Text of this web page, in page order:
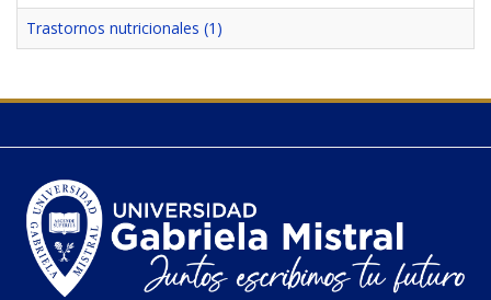
Trastornos nutricionales (1)